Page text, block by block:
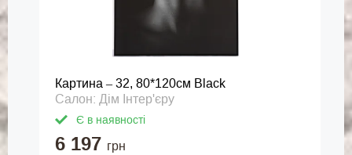
Картина – 32, 80*120см Black
Салон: Дім Інтер'єру
Є в наявності
6 197 грн